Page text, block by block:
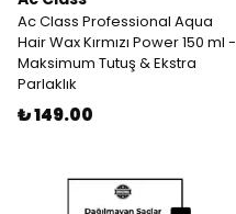
Ac Class Professional Aqua
Hair Wax Kırmızı Power 150 ml -
Maksimum Tutuş & Ekstra
Parlaklık
₺ 149.00